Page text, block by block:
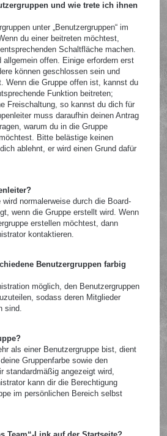
und wie trete ich ihnen
unter „Benutzergruppen“ im
du einer beitreten möchtest,
Schaltfläche machen.
allgemein offen. Einige erfordern erst
können geschlossen sein und
Wenn die Gruppe offen ist, kannst du
Funktion beitreten;
Freischaltung, so kannst du dich für
muss daraufhin deinen Antrag
warum du in die Gruppe
Bitte belästige keinen
ablehnt, er wird einen Grund dafür
wird normalerweise durch die Board-
wenn die Gruppe erstellt wird. Wenn
erstellen möchtest, dann
kontaktieren.
Benutzergruppen farbig
möglich, den Benutzergruppen
sodass deren Mitglieder
sind.
als einer Benutzergruppe bist, dient
Gruppenfarbe sowie den
standardmäßig angezeigt wird,
kann dir die Berechtigung
im persönlichen Bereich selbst